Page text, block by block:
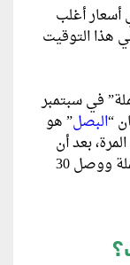
أغلب
التوقيت
في سبتمبر
البصل” هو
مرات ونصف المرة، بعد أن
تجاوز سعره 20 جنيه للكيلو بأسواق الجملة ووصل 30